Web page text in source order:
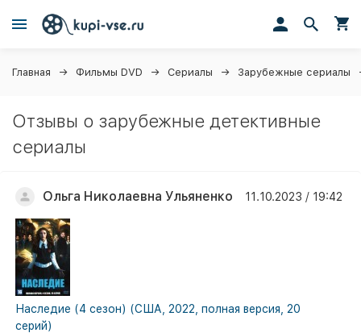
Главная Фильмы DVD Сериалы Зарубежные сериалы
Отзывы о зарубежные детективные
сериалы
Ольга Николаевна Ульяненко 11.10.2023 / 19:42
Наследие (4 сезон) (США, 2022, полная версия, 20
серий)